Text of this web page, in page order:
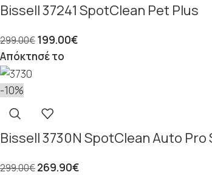
Bissell 37241 SpotClean Pet Plus
299.00€199.00€
Απόκτησέ το
-10%
Bissell 3730N SpotClean Auto Pro
299.00€269.90€